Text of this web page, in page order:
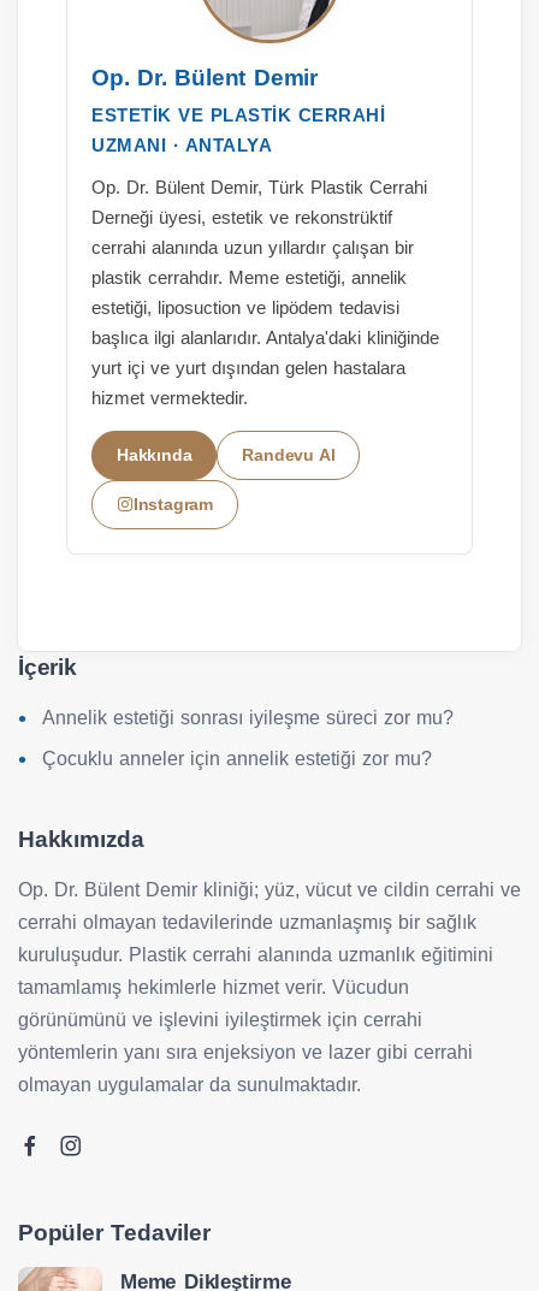
Op. Dr. Bülent Demir
ESTETİK VE PLASTİK CERRAHİ
UZMANI · ANTALYA
Op. Dr. Bülent Demir, Türk Plastik Cerrahi
Derneği üyesi, estetik ve rekonstrüktif
cerrahi alanında uzun yıllardır çalışan bir
plastik cerrahdır. Meme estetiği, annelik
estetiği, liposuction ve lipödem tedavisi
başlıca ilgi alanlarıdır. Antalya'daki kliniğinde
yurt içi ve yurt dışından gelen hastalara
hizmet vermektedir.
Hakkında Randevu Al
Instagram
İçerik
Annelik estetiği sonrası iyileşme süreci zor mu?
Çocuklu anneler için annelik estetiği zor mu?
Hakkımızda
Op. Dr. Bülent Demir kliniği; yüz, vücut ve cildin cerrahi ve
cerrahi olmayan tedavilerinde uzmanlaşmış bir sağlık
kuruluşudur. Plastik cerrahi alanında uzmanlık eğitimini
tamamlamış hekimlerle hizmet verir. Vücudun
görünümünü ve işlevini iyileştirmek için cerrahi
yöntemlerin yanı sıra enjeksiyon ve lazer gibi cerrahi
olmayan uygulamalar da sunulmaktadır.
Popüler Tedaviler
Meme Dikleştirme